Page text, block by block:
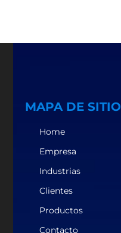
MAPA DE SITIO
Home
Empresa
Industrias
Clientes
Productos
Contacto